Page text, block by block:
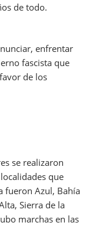
de todo.
enfrentar
fascista que
de los
se realizaron
que
fueron Azul, Bahía
Sierra de la
marchas en las